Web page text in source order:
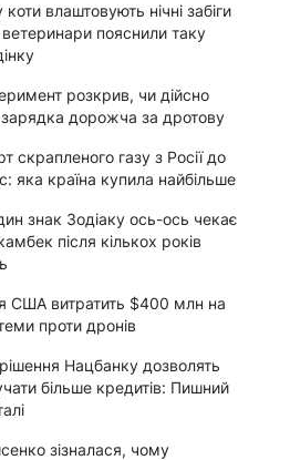
влаштовують нічні забіги
пояснили таку
розкрив, чи дійсно
дорожча за дротову
скрапленого газу з Росії до
яка країна купила найбільше
знак Зодіаку ось-ось чекає
після кількох років
США витратить $400 млн на
проти дронів
Нацбанку дозволять
більше кредитів: Пишний
зізналася, чому